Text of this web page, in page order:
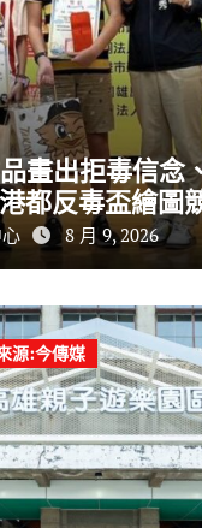
畫出拒毒信念
都反毒盃繪圖
8 月 9, 2026
源:今傳媒